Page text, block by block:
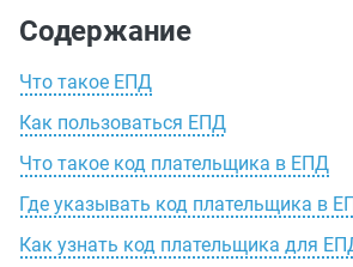
Содержание
Что такое ЕПД
Как пользоваться ЕПД
Что такое код плательщика в ЕПД
Где указывать код плательщика в
Как узнать код плательщика для